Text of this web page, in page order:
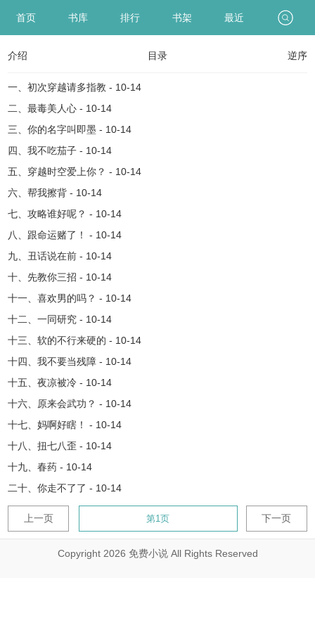
首页 书库 排行 书架 最近
介绍 目录 逆序
一、初次穿越请多指教 - 10-14
二、最毒美人心 - 10-14
三、你的名字叫即墨 - 10-14
四、我不吃茄子 - 10-14
五、穿越时空爱上你？ - 10-14
六、帮我擦背 - 10-14
七、攻略谁好呢？ - 10-14
八、跟命运赌了！ - 10-14
九、丑话说在前 - 10-14
十、先教你三招 - 10-14
十一、喜欢男的吗？ - 10-14
十二、一同研究 - 10-14
十三、软的不行来硬的 - 10-14
十四、我不要当残障 - 10-14
十五、夜凉被冷 - 10-14
十六、原来会武功？ - 10-14
十七、妈啊好瞎！ - 10-14
十八、扭七八歪 - 10-14
十九、春药 - 10-14
二十、你走不了了 - 10-14
上一页 下一页
Copyright 2026 免费小说 All Rights Reserved